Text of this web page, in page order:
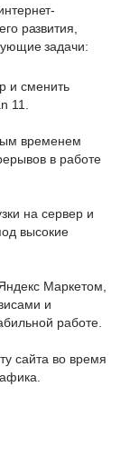
развития,
задачи:
и сменить
11.
временем
в работе
на сервер и
высокие
Маркетом,
и
работе.
сайта во время